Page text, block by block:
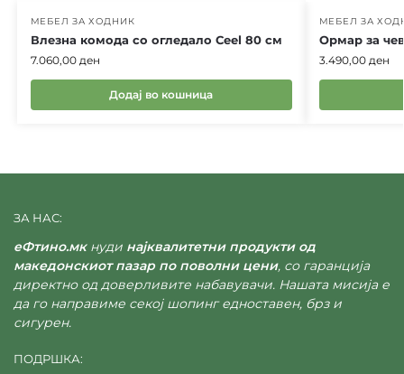
МЕБЕЛ ЗА ХОДНИК
Влезна комода со огледало Ceel 80 см
7.060,00 ден
Додај во кошница
МЕБЕЛ ЗА
Ормар за
3.490,00 ден
ЗА НАС:
еФтино.мкнуди најквалитетни продукти од
македонскиот пазар по поволни цени, со гаранција
директно од доверливите набавувачи. Нашата мисија е
да го направиме секој шопинг едноставен, брз и
сигурен.
ПОДРШКА: